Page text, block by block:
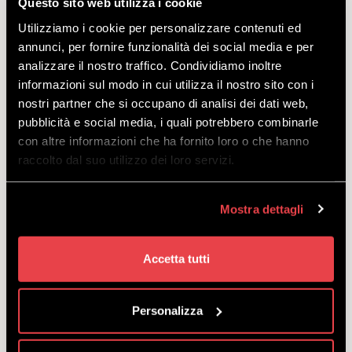
Utilizziamo i cookie per personalizzare contenuti ed
annunci, per fornire funzionalità dei social media e per
analizzare il nostro traffico. Condividiamo inoltre
informazioni sul modo in cui utilizza il nostro sito con i
nostri partner che si occupano di analisi dei dati web,
pubblicità e social media, i quali potrebbero combinarle
con altre informazioni che ha fornito loro o che hanno
raccolto dal suo utilizzo dei loro servizi.
Mostra dettagli
Accetta tutti
Personalizza
2010 e successivi.
a partire
da€50.50
WINTER ALL INCLUSIVE
SNOWBOARD SENIOR
SCOPRI
Skipass Livigno + noleggio snowboard, casco e
scarponi per chi vuole godersi al massimo ogni
discesa nati dal 1961 e precedenti.